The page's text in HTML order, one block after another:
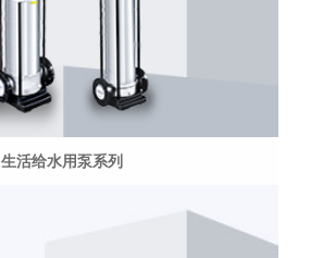
生活给水用泵系列